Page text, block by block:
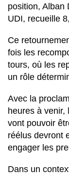
position, Alban
UDI, recueille
Ce
fois les
tours, où les
un rôle
Avec la
heures à
vont pouvoir
réélus devront
engager les
Dans un